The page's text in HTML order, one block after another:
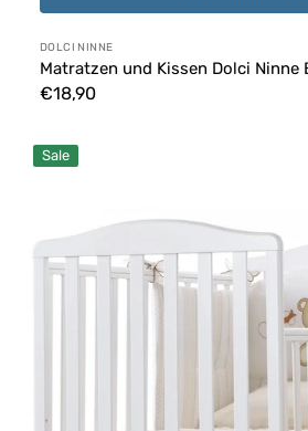
Anbieter:
DOLCI NINNE
Matratzen und Kissen Dolci Ninne
Normaler
€18,90
Babybett
Web
Sale